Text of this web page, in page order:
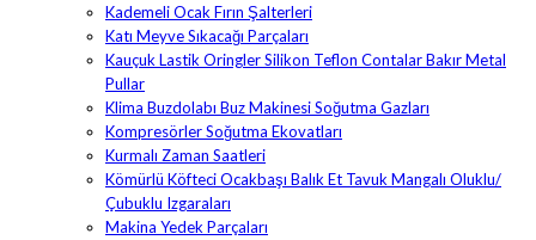
Kademeli Ocak Fırın Şalterleri
Katı Meyve Sıkacağı Parçaları
Kauçuk Lastik Oringler Silikon Teflon Contalar Bakır Metal
Pullar
Klima Buzdolabı Buz Makinesi Soğutma Gazları
Kompresörler Soğutma Ekovatları
Kurmalı Zaman Saatleri
Kömürlü Köfteci Ocakbaşı Balık Et Tavuk Mangalı Oluklu/
Çubuklu Izgaraları
Makina Yedek Parçaları